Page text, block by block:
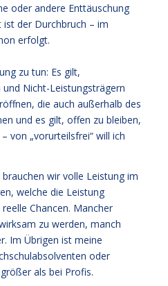
oder andere Enttäuschung
der Durchbruch – im
erfolgt.
zu tun: Es gilt,
Nicht-Leistungsträgern
die auch außerhalb des
und es gilt, offen zu bleiben,
von „vorurteilsfrei“ will ich
wir volle Leistung im
welche die Leistung
Chancen. Mancher
zu werden, manch
Im Übrigen ist meine
oder
als bei Profis.